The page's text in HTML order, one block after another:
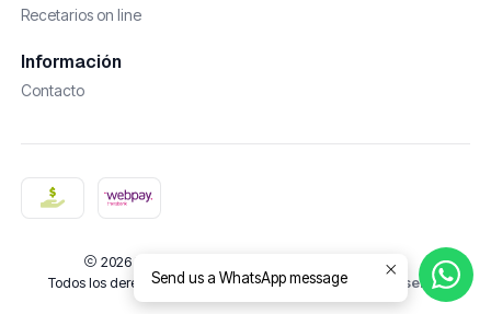
Recetarios on line
Información
Contacto
2026 De Castañas y Amores | Cosmética Natural.
Todos los derechos reservados.Desarrollado por Jumpseller.
Send us a WhatsApp message